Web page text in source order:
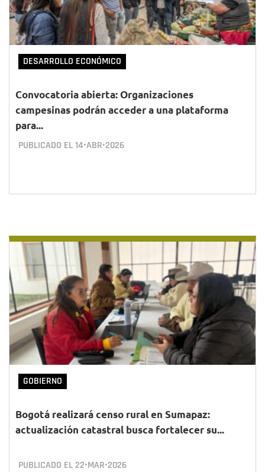
DESARROLLO ECONÓMICO
Convocatoria abierta: Organizaciones
campesinas podrán acceder a una plataforma
para...
PUBLICADO EL14•ABR•2026
GOBIERNO
Bogotá realizará censo rural en Sumapaz:
actualización catastral busca fortalecer su...
PUBLICADO EL 22•MAR•2026